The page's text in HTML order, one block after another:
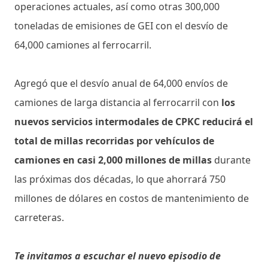
operaciones actuales, así como otras 300,000
toneladas de emisiones de GEI con el desvío de
64,000 camiones al ferrocarril.
Agregó que el desvío anual de 64,000 envíos de
camiones de larga distancia al ferrocarril con los
nuevos servicios intermodales de CPKC reducirá el
total de millas recorridas por vehículos de
camiones en casi 2,000 millones de millas durante
las próximas dos décadas, lo que ahorrará 750
millones de dólares en costos de mantenimiento de
carreteras.
Te invitamos a escuchar el nuevo episodio de